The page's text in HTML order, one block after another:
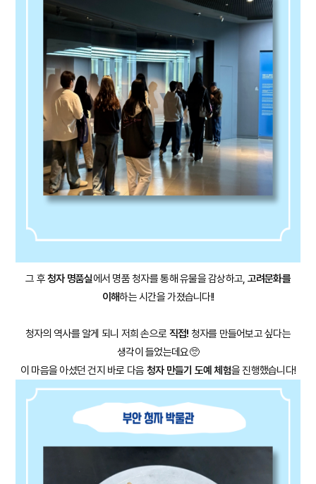
그 후청자 명품실에서 명품 청자를 통해 유물을 감상하고, 고려문화를
이해하는 시간을 가졌습니다!!
청자의 역사를 알게 되니 저희 손으로 직접! 청자를 만들어보고 싶다는
생각이 들었는데요🥺
이 마음을 아셨던 건지 바로 다음 청자 만들기 도예 체험을 진행했습니다!